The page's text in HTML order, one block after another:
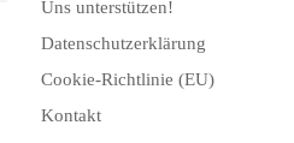
Uns unterstützen!
Datenschutzerklärung
Cookie-Richtlinie (EU)
Kontakt